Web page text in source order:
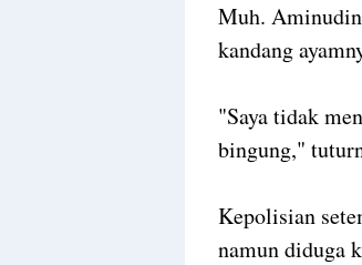
Muh.
kandang
"Saya tidak
bingung,"
Kepolisian
namun diduga